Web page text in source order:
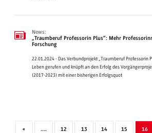
News:
„Traumberuf Professorin Plus“: Mehr
Forschung
22.01.2024 - Das Verbundprojekt „Traumberuf Professorin
Leben gerufen und knüpft an den Erfolg des
(2017-2023) mit einer bisherigen Erfolgsquot
« .... 12 13 14 15 16